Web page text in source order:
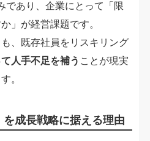
であり、企業にとって「限
」が経営課題です。
、既存社員をリスキリング
人手不足を補う ことが現実
。
成長戦略に据える理由